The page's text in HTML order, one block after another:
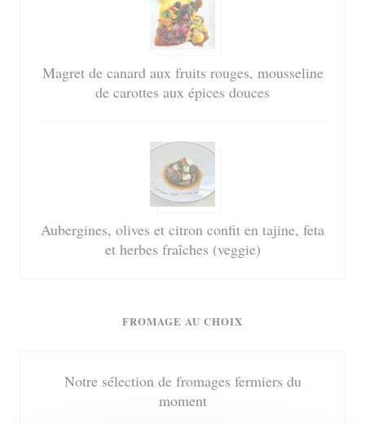
Magret de canard aux fruits rouges, mousseline
de carottes aux épices douces
Aubergines, olives et citron confit en tajine, feta
et herbes fraîches (veggie)
FROMAGE AU CHOIX
Notre sélection de fromages fermiers du
moment